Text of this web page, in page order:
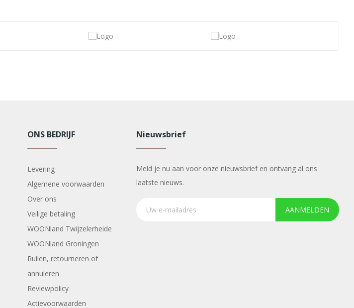
ONS BEDRIJF
Levering
Algemene voorwaarden
Over ons
Veilige betaling
WOONland Twijzelerheide
WOONland Groningen
Ruilen, retourneren of
annuleren
Reviewpolicy
Actievoorwaarden
Nieuwsbrief
Meld je nu aan voor onze nieuwsbrief en ontvang al ons
laatste nieuws.
AANMELDEN